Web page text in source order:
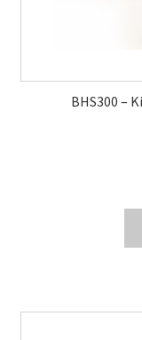
BHS300 –